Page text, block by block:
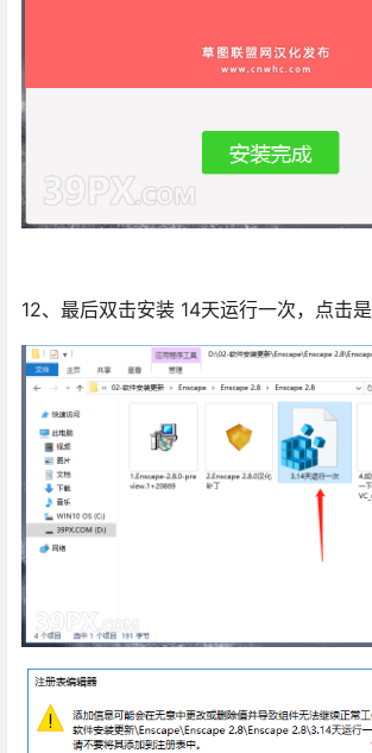
12、最后双击安装 14天运行一次，点击是